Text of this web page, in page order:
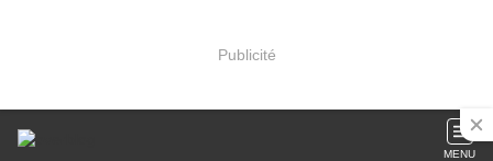
Publicité
MENU